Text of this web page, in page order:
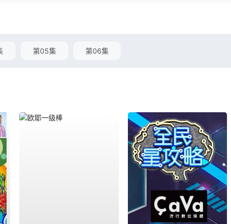
第05集 第06集